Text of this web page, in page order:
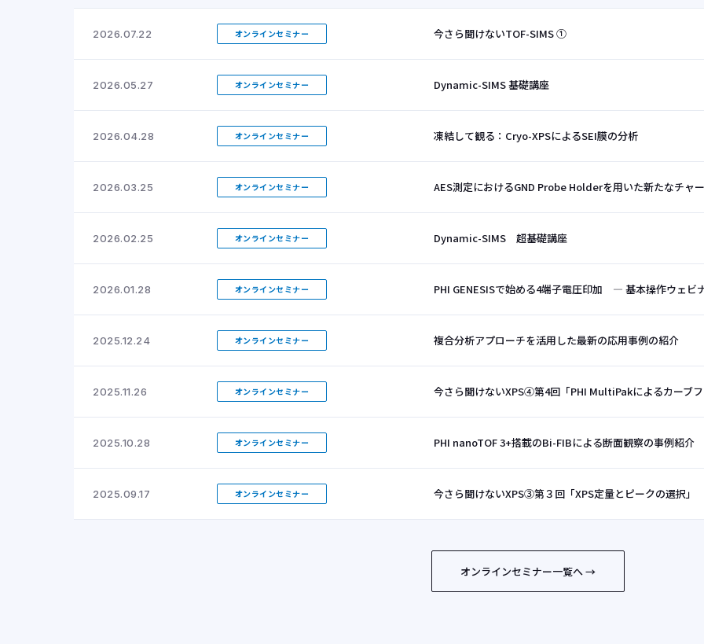
2026.07.22 オンラインセミナー 今さら聞けないTOF-SIMS ①
2026.05.27 オンラインセミナー Dynamic-SIMS 基礎講座
2026.04.28 オンラインセミナー 凍結して観る：Cryo-XPSによるSEI膜の分析
2026.03.25 オンラインセミナー AES測定におけるGND Probe Holderを用いた新たなチャ
2026.02.25 オンラインセミナー Dynamic-SIMS 超基礎講座
2026.01.28 オンラインセミナー PHI GENESISで始める4端子電圧印加 ― 基本操作ウェビ
2025.12.24 オンラインセミナー 複合分析アプローチを活用した最新の応用事例の紹介
2025.11.26 オンラインセミナー 今さら聞けないXPS④第4回「PHI MultiPakによるカーブ
2025.10.28 オンラインセミナー PHI nanoTOF 3+搭載のBi-FIBによる断面観察の事例紹介
2025.09.17 オンラインセミナー 今さら聞けないXPS③第３回「XPS定量とピークの選択」
オンラインセミナー一覧へ →